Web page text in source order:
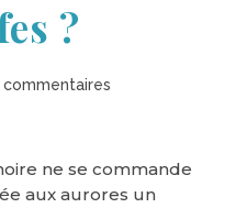
?
commentaires
ne se commande
aux aurores un